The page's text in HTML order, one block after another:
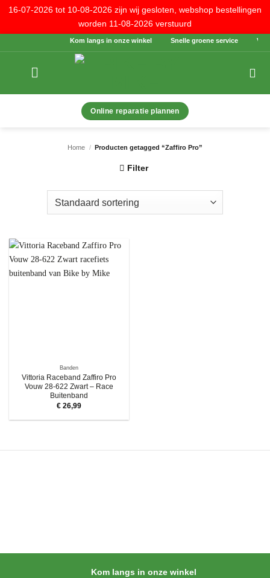
16-07-2026 tot 10-08-2026 zijn wij gesloten, webshop bestellingen
worden 11-08-2026 verstuurd
naar
Kom langs in onze winkel Snelle groene service
Online reparatie plannen
Home / Producten getagged “Zaffiro Pro”
Filter
Banden
Vittoria Raceband Zaffiro Pro
Vouw 28-622 Zwart – Race
Buitenband
€ 26,99
Kom langs in onze winkel